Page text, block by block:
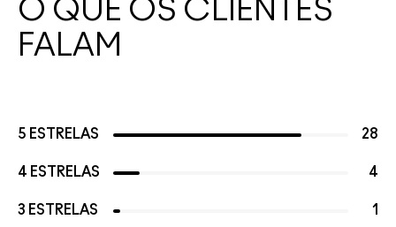
O QUE OS CLIENTES
FALAM
5 ESTRELAS 28
4 ESTRELAS 4
3 ESTRELAS 1